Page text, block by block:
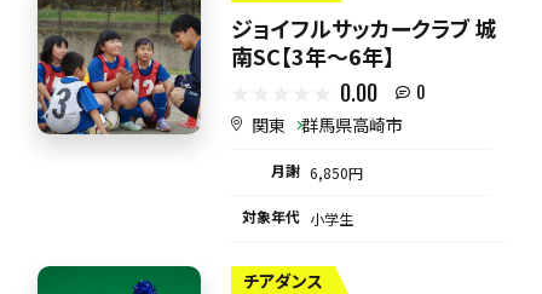
ジョイフルサッカークラブ 城
南SC【3年～6年】
0.00 0
関東 群馬県高崎市
月謝 6,850円
対象年代 小学生
チアダンス